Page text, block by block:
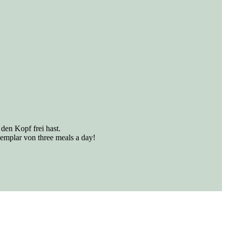
Kopf frei hast.
von three meals a day!